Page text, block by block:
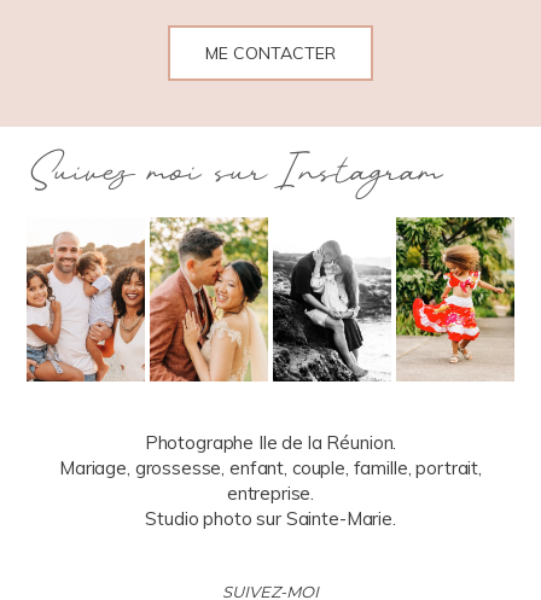
ME CONTACTER
Suivez moi sur Instagram
Photographe Ile de la Réunion.
Mariage, grossesse, enfant, couple, famille, portrait,
entreprise.
Studio photo sur Sainte-Marie.
SUIVEZ-MOI